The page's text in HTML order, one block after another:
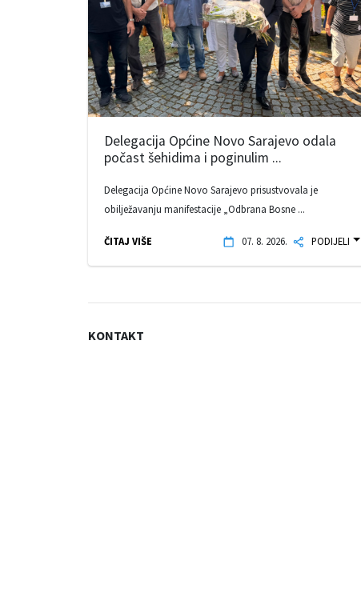
Delegacija Općine Novo Sarajevo odala
počast šehidima i poginulim ...
Delegacija Općine Novo Sarajevo prisustvovala je
obilježavanju manifestacije „Odbrana Bosne ...
ČITAJ VIŠE 07. 8. 2026. PODIJELI
KONTAKT